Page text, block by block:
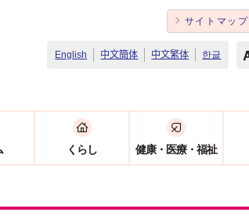
サイトマップ
English 中文簡体 中文繁体 한글
くらし 健康・医療・福祉